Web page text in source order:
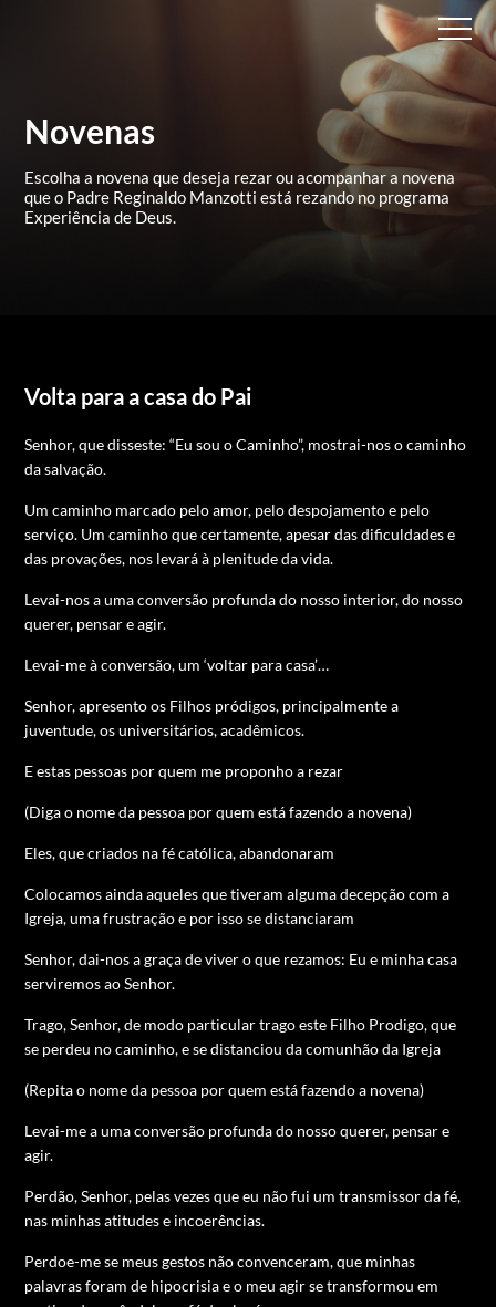
Novenas
Escolha a novena que deseja rezar ou acompanhar a novena
queo Padre Reginaldo Manzotti está rezando no programa
Experiência de Deus.
Volta para a casa do Pai
Senhor, que disseste: “Eu sou o Caminho”, mostrai-nos o caminho
da salvação.
Um caminho marcado pelo amor, pelo despojamento e pelo
serviço. Um caminho que certamente, apesar das dificuldades e
das provações, nos levará à plenitude da vida.
Levai-nos a uma conversão profunda do nosso interior, do nosso
querer, pensar e agir.
Levai-me à conversão, um ‘voltar para casa’…
Senhor, apresento os Filhos pródigos, principalmente a
juventude, os universitários, acadêmicos.
E estas pessoas por quem me proponho a rezar
(Diga o nome da pessoa por quem está fazendo a novena)
Eles, que criados na fé católica, abandonaram
Colocamos ainda aqueles que tiveram alguma decepção com a
Igreja, uma frustração e por isso se distanciaram
Senhor, dai-nos a graça de viver o que rezamos: Eu e minha casa
serviremos ao Senhor.
Trago, Senhor, de modo particular trago este Filho Prodigo, que
se perdeu no caminho, e se distanciou da comunhão da Igreja
(Repita o nome da pessoa por quem está fazendo a novena)
Levai-me a uma conversão profunda do nosso querer, pensar e
agir.
Perdão, Senhor, pelas vezes que eu não fui um transmissor da fé,
nas minhas atitudes e incoerências.
Perdoe-me se meus gestos não convenceram, que minhas
palavras foram de hipocrisia e o meu agir se transformou em